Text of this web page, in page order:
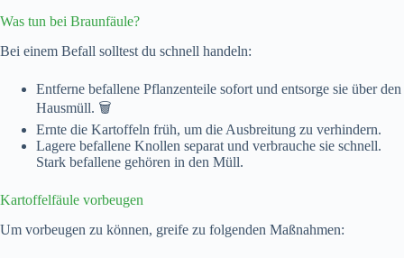
Was tun bei Braunfäule?
Bei einem Befall solltest du schnell handeln:
Entferne befallene Pflanzenteile sofort und entsorge sie über den
Hausmüll. 🗑️
Ernte die Kartoffeln früh, um die Ausbreitung zu verhindern.
Lagere befallene Knollen separat und verbrauche sie schnell.
Stark befallene gehören in den Müll.
Kartoffelfäule vorbeugen
Um vorbeugen zu können, greife zu folgenden Maßnahmen: